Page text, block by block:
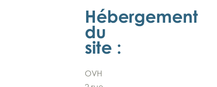
Hébergement
du
site :
OVH